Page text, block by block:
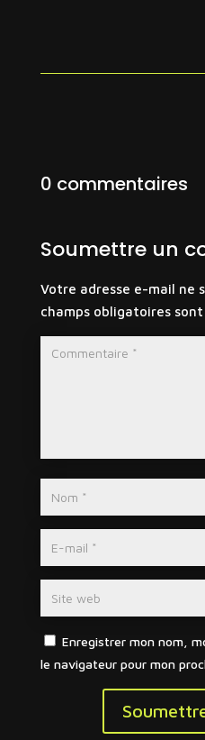
0 commentaires
Soumettre un
Votre adresse e-mail ne
champs obligatoires
Enregistrer mon nom,
le navigateur pour mon